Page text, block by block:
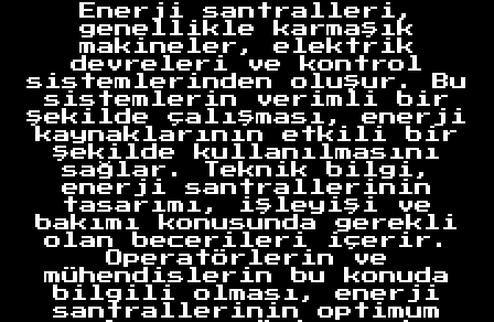
Enerji santralleri,
genellikle karmaşık
makineler, elektrik
devreleri ve kontrol
sistemlerinden oluşur. Bu
sistemlerin verimli bir
şekilde çalışması, enerji
kaynaklarının etkili bir
şekilde kullanılmasını
sağlar. Teknik bilgi,
enerji santrallerinin
tasarımı, işleyişi ve
bakımı konusunda gerekli
olan becerileri içerir.
Operatörlerin ve
mühendislerin bu konuda
bilgili olması, enerji
santrallerinin optimum